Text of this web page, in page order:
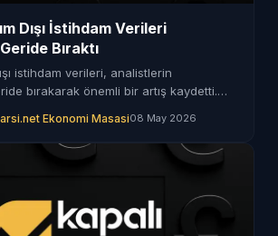
Dışı İstihdam Verileri
Bıraktı
istihdam verileri, analistlerin
bırakarak önemli bir artış kaydetti.
Ekonomi Masasi08 May 2026